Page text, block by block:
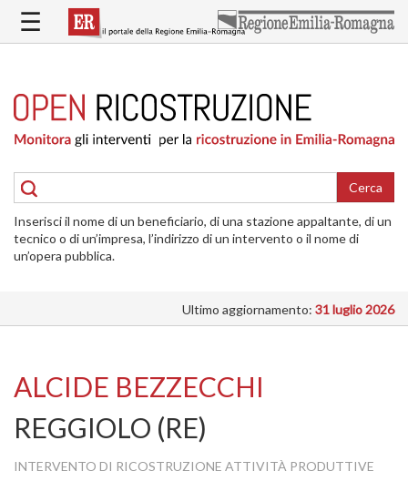
contenuto
RICOSTRUZIONE
PUBBLICA
DELLE
ABITAZIONI
RICOSTRUZIONE
ATTIVITÀ
INTERVENTI
SI
☰
Cerca
Inserisci il nome di un beneficiario, di una stazione appaltante, di un
tecnico o di un’impresa, l’indirizzo di un intervento o il nome di
un’opera pubblica.
Ultimo aggiornamento: 31 luglio 2026
ALCIDE BEZZECCHI
REGGIOLO (RE)
INTERVENTO DI RICOSTRUZIONE ATTIVITÀ PRODUTTIVE